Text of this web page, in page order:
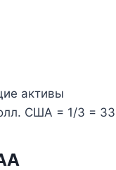
активы
США = 1/3 =